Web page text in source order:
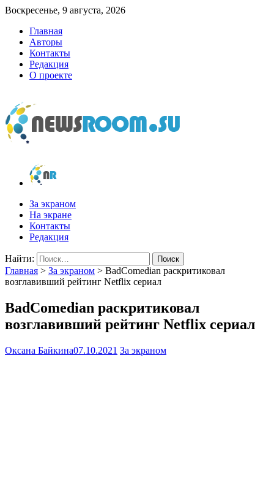
Воскресенье, 9 августа, 2026
Главная
Авторы
Контакты
Редакция
О проекте
newsroom.su
Новости о новостях
За экраном
На экране
Контакты
Редакция
Найти:
Главная > За экраном > BadComedian раскритиковал
возглавивший рейтинг Netflix сериал
BadComedian раскритиковал
возглавивший рейтинг Netflix сериал
Оксана Байкина07.10.2021 За экраном